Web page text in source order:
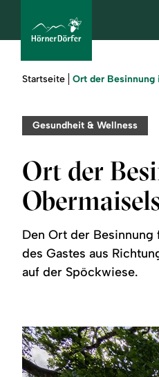
Urlaub
buchen
Sommer
Winter
Service
Sie
Startseite Ort der Besinnung
Gesundheit & Wellness
Ort der
Den Ort der Besinnung
des Gastes aus
auf der Spöckwiese.